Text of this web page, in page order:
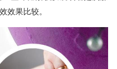
效果比较。